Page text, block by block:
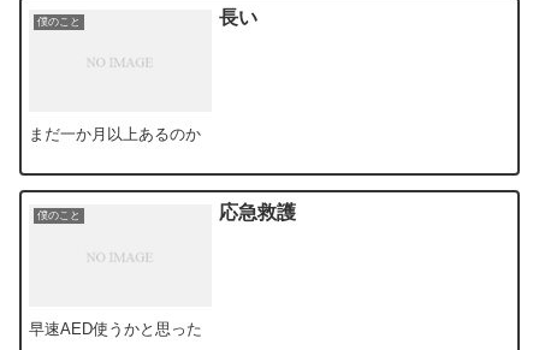
僕のこと 長い
まだ一か月以上あるのか
僕のこと 応急救護
早速AED使うかと思った